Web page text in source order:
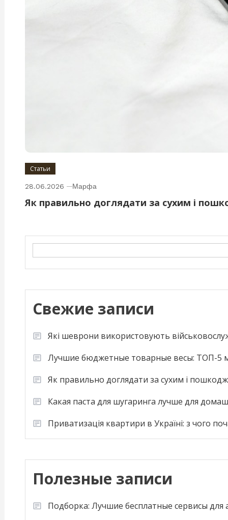
Статьи
28.06.2026 Марфа
Як правильно доглядати за сухим і
Свежие записи
Які шеврони використовують
Лучшие бюджетные товарные весы: ТОП-5
Як правильно доглядати за сухим і
Какая паста для шугаринга лучше для
Приватизація квартири в Україні: з чого
Полезные записи
Подборка: Лучшие бесплатные сервисы